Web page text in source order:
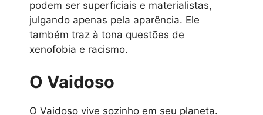
podem ser superficiais e materialistas,
julgando apenas pela aparência. Ele
também traz à tona questões de
xenofobia e racismo.
O Vaidoso
O Vaidoso vive sozinho em seu planeta.